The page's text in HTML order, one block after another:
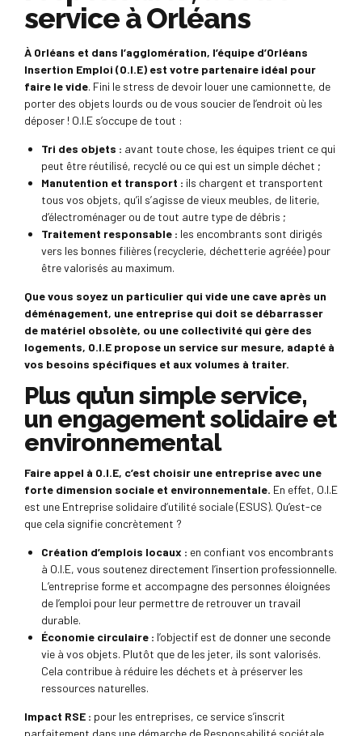
service à Orléans
À Orléans et dans l’agglomération, l’équipe d’Orléans
Insertion Emploi (O.I.E) est votre partenaire idéal pour
faire le vide. Fini le stress de devoir louer une camionnette, de
porter des objets lourds ou de vous soucier de l’endroit où les
déposer ! O.I.E s’occupe de tout :
Tri des objets : avant toute chose, les équipes trient ce qui
peut être réutilisé, recyclé ou ce qui est un simple déchet ;
Manutention et transport : ils chargent et transportent
tous vos objets, qu’il s’agisse de vieux meubles, de literie,
d’électroménager ou de tout autre type de débris ;
Traitement responsable : les encombrants sont dirigés
vers les bonnes filières (recyclerie, déchetterie agréée) pour
être valorisés au maximum.
Que vous soyez un particulier qui vide une cave après un
déménagement, une entreprise qui doit se débarrasser
de matériel obsolète, ou une collectivité qui gère des
logements, O.I.E propose un service sur mesure, adapté à
vos besoins spécifiques et aux volumes à traiter.
Plus qu’un simple service,
un engagement solidaire et
environnemental
Faire appel à O.I.E, c’est choisir une entreprise avec une
forte dimension sociale et environnementale. En effet, O.I.E
est une Entreprise solidaire d’utilité sociale (ESUS). Qu’est-ce
que cela signifie concrètement ?
Création d’emplois locaux : en confiant vos encombrants
à O.I.E, vous soutenez directement l’insertion professionnelle.
L’entreprise forme et accompagne des personnes éloignées
de l’emploi pour leur permettre de retrouver un travail
durable.
Économie circulaire : l’objectif est de donner une seconde
vie à vos objets. Plutôt que de les jeter, ils sont valorisés.
Cela contribue à réduire les déchets et à préserver les
ressources naturelles.
Impact RSE : pour les entreprises, ce service s’inscrit
parfaitement dans une démarche de Responsabilité sociétale